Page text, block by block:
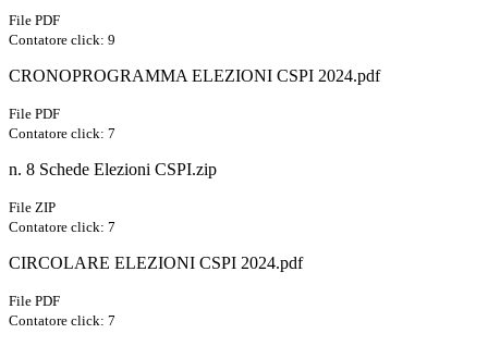
File PDF
Contatore click: 9
CRONOPROGRAMMA ELEZIONI CSPI 2024.pdf
File PDF
Contatore click: 7
n. 8 Schede Elezioni CSPI.zip
File ZIP
Contatore click: 7
CIRCOLARE ELEZIONI CSPI 2024.pdf
File PDF
Contatore click: 7